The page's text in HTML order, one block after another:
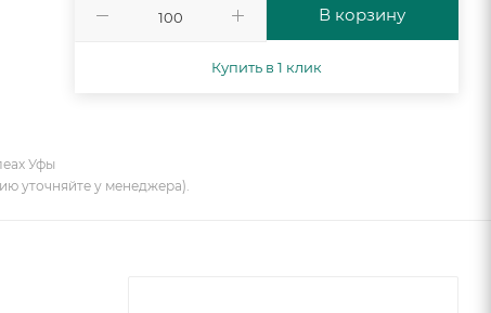
В корзину
Купить в 1 клик
Уфы
уточняйте у менеджера).